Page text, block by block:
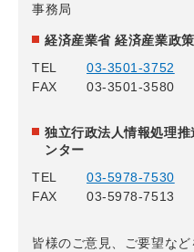
事務局
経済産業省 経済産業政
TEL
03-3501-3752
FAX
03-3501-3580
独立行政法人情報処理
ンター
TEL
03-5978-7530
FAX
03-5978-7513
皆様のご意見、ご要望な